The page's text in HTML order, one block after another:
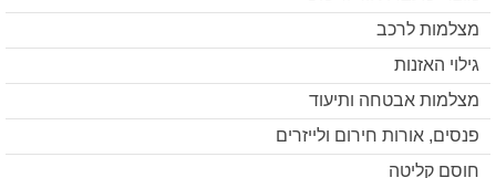
מצלמות לרכב
גילוי האזנות
מצלמות אבטחה ותיעוד
פנסים, אורות חירום ולייזרים
חוסם קליטה